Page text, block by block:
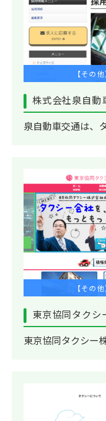
【その
株式会社泉自動
泉自動車交通は、
【その
東京協同タクシ
東京協同タクシー